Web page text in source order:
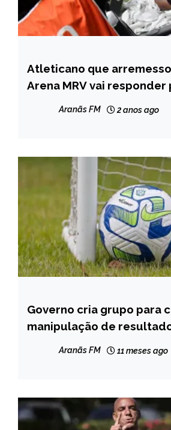
ESPORTES
MINAS
Atleticano que
Arena MRV vai
Aranãs FM 2 anos ago
ESPORTES
NOTÍCIAS
Governo cria grupo para
manipulação de
Aranãs FM 11 meses ago